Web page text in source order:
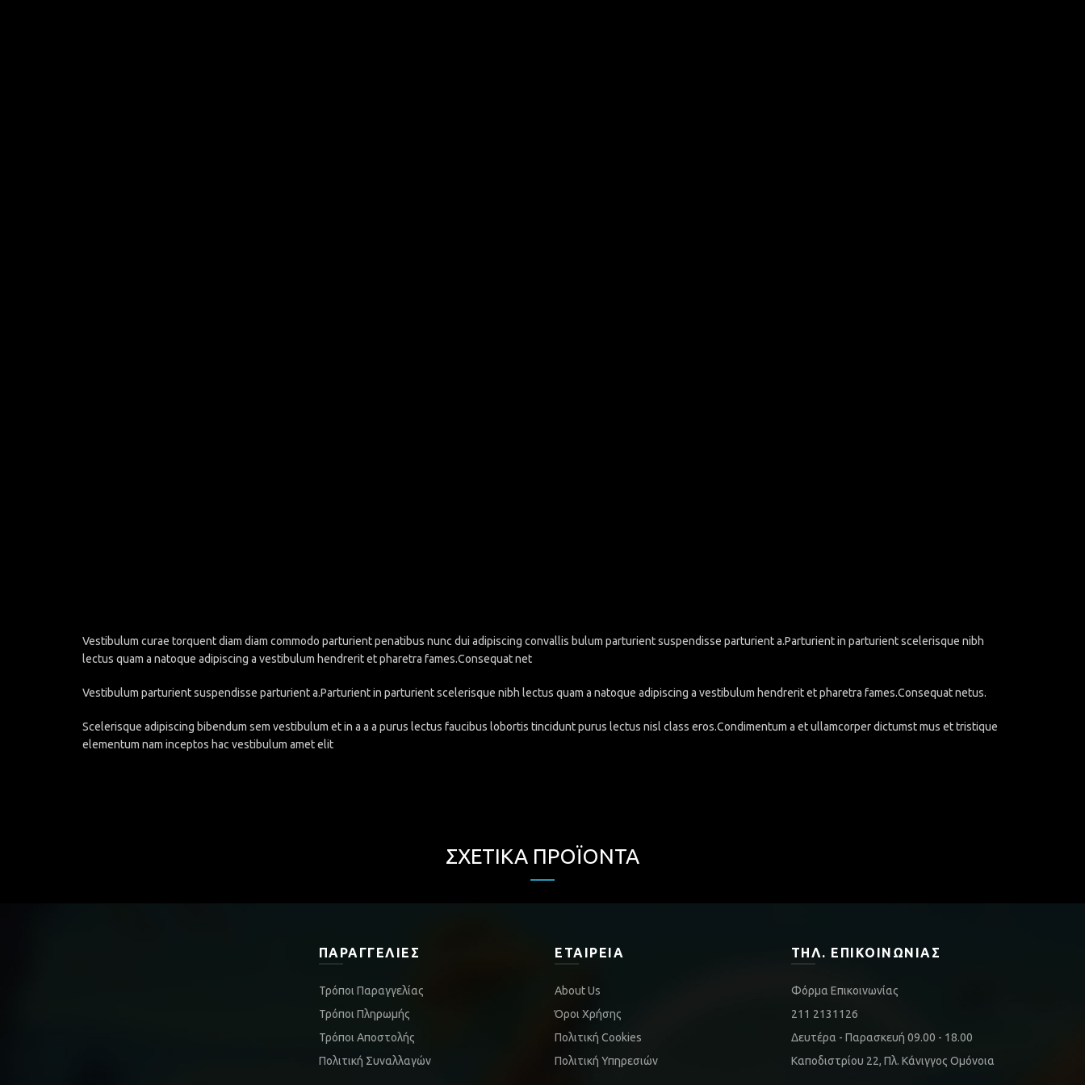
Vestibulum curae torquent diam diam commodo parturient penatibus nunc dui adipiscing convallis bulum parturient suspendisse parturient a.Parturient in parturient scelerisque nibh
lectus quam a natoque adipiscing a vestibulum hendrerit et pharetra fames.Consequat net
Vestibulum parturient suspendisse parturient a.Parturient in parturient scelerisque nibh lectus quam a natoque adipiscing a vestibulum hendrerit et pharetra fames.Consequat netus.
Scelerisque adipiscing bibendum sem vestibulum et in a a a purus lectus faucibus lobortis tincidunt purus lectus nisl class eros.Condimentum a et ullamcorper dictumst mus et tristique
elementum nam inceptos hac vestibulum amet elit
ΣΧΕΤΙΚΆ ΠΡΟΪΌΝΤΑ
ΠΑΡΑΓΓΕΛΊΕΣ
Τρόποι Παραγγελίας
Τρόποι Πληρωμής
Τρόποι Αποστολής
Πολιτική Συναλλαγών
ΕΤΑΙΡΕΊΑ
About Us
Όροι Χρήσης
Πολιτική Cookies
Πολιτική Υπηρεσιών
ΤΗΛ. ΕΠΙΚΟΙΝΩΝΊΑΣ
Φόρμα Επικοινωνίας
211 2131126
Δευτέρα - Παρασκευή 09.00 - 18.00
Καποδιστρίου 22, Πλ. Κάνιγγος Ομόνοια